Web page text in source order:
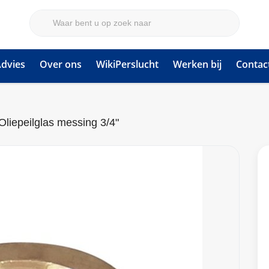
Over ons WikiPerslucht Werken bij
messing 3/4"